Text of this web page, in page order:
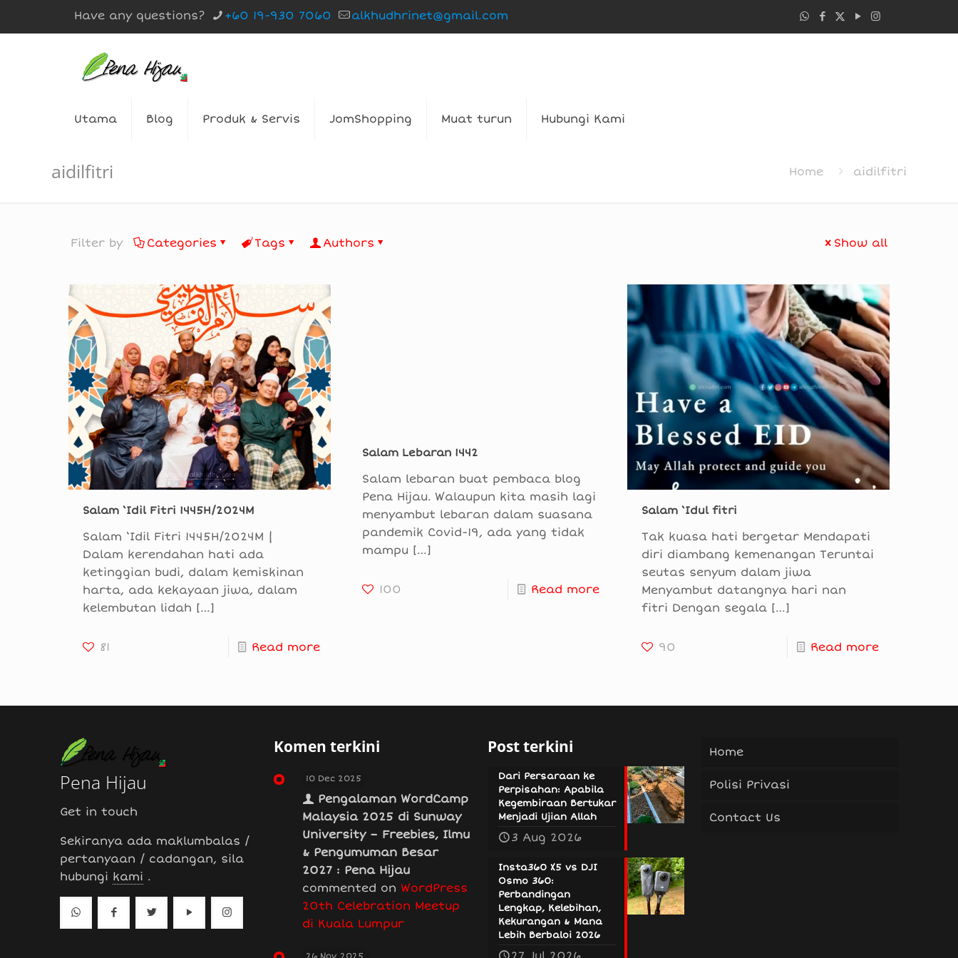
Have any questions? +60 19-930 7060 alkhudhrinet@gmail.com
Utama Blog Produk & Servis JomShopping Muat turun Hubungi Kami
aidilfitri Home aidilfitri
Filter by Categories Tags Authors Show all
Salam ‘Idil Fitri 1445H/2024M
Salam ‘Idil Fitri 1445H/2024M |
Dalam kerendahan hati ada
ketinggian budi, dalam kemiskinan
harta, ada kekayaan jiwa, dalam
kelembutan lidah […]
81 Read more
Salam Lebaran 1442
Salam lebaran buat pembaca blog
Pena Hijau. Walaupun kita masih lagi
menyambut lebaran dalam suasana
pandemik Covid-19, ada yang tidak
mampu […]
100 Read more
Salam ‘Idul fitri
Tak kuasa hati bergetar Mendapati
diri diambang kemenangan Teruntai
seutas senyum dalam jiwa
Menyambut datangnya hari nan
fitri Dengan segala[…]
90 Read more
Pena Hijau
Get in touch
Sekiranya ada maklumbalas /
pertanyaan / cadangan, sila
hubungi kami .
Komen terkini
10 Dec 2025
Pengalaman WordCamp
Malaysia 2025 di Sunway
University – Freebies, Ilmu
& Pengumuman Besar
2027 : Pena Hijau
commented on WordPress
20th Celebration Meetup
di Kuala Lumpur
Post terkini
Dari Persaraan ke
Perpisahan: Apabila
Kegembiraan Bertukar
Menjadi Ujian Allah
3 Aug 2026
Insta360 X5 vs DJI
Osmo 360:
Perbandingan
Lengkap, Kelebihan,
Kekurangan & Mana
Lebih Berbaloi 2026
Home
Polisi Privasi
Contact Us